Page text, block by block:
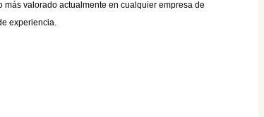
valorado actualmente en cualquier empresa de
experiencia.